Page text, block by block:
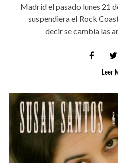
Madrid el pasado lunes 21
suspendiera el Rock
decir se cambia las
Leer